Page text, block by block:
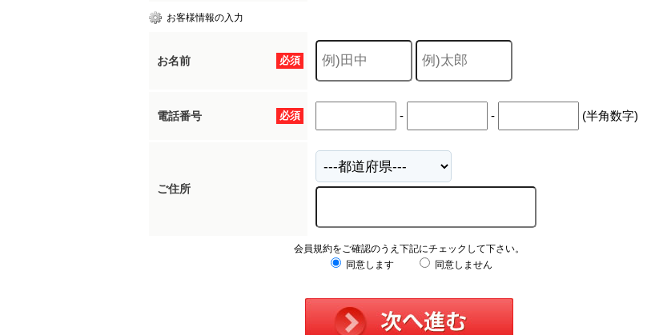
お客様情報の入力
必須
お名前
必須
電話番号 - - (半角数字)
ご住所
会員規約をご確認のうえ下記にチェックして下さい。
同意します
同意しません